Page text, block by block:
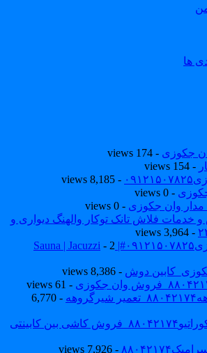
جکوزی - 174 views
-
- 8,185 views
- 0 views
وان جکوزی - 0 views
فلاش تانک توکار والهنگ دیواری و
- 3,964
- 2
دوش- 8,386 views
- 61 views
- 6,770
کابینتی
- 7,926 views